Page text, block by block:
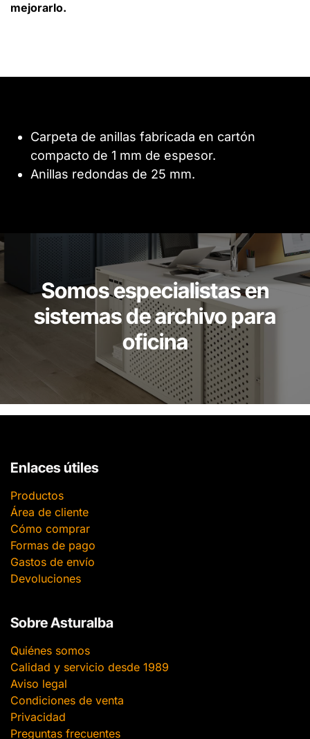
mejorarlo.
Carpeta de anillas fabricada en cartón
compacto de 1 mm de espesor.
Anillas redondas de 25 mm.
Somos especialistas en
sistemas de archivo para
oficina
Enlaces útiles
Productos
Área de cliente
Cómo comprar
Formas de pago
Gastos de envío
Devoluciones
Sobre Asturalba
Quiénes somos
Calidad y servicio desde 1989
Aviso legal
Condiciones de venta
Privacidad
Preguntas frecuentes